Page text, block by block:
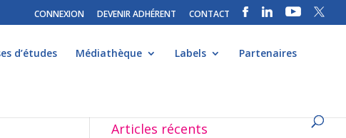
CONNEXION DEVENIR ADHÉRENT CONTACT
d’études Médiathèque Labels Partenaires
Articles récents